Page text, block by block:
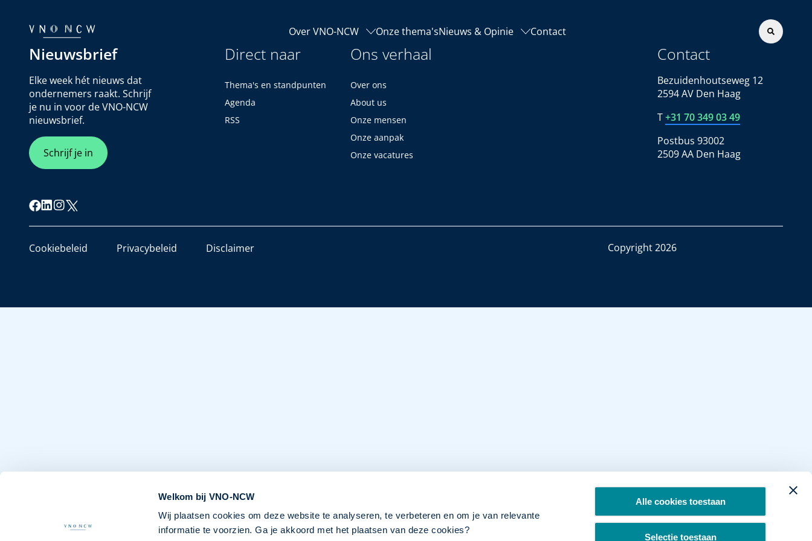
Welkom bij VNO-NCW
Wij plaatsen cookies om deze website te analyseren, te verbeteren en om je van relevante
informatie te voorzien. Ga je akkoord met het plaatsen van deze cookies?
Alle cookies toestaan
Selectie toestaan
Over VNO-NCW Onze thema'sNieuws & Opinie Contact
Nieuwsbrief
Elke week hét nieuws dat
ondernemers raakt. Schrijf
je nu in voor de VNO-NCW
nieuwsbrief.
Schrijf je in
Direct naar
Thema's en standpunten
Agenda
RSS
Ons verhaal
Over ons
About us
Onze mensen
Onze aanpak
Onze vacatures
Contact
Bezuidenhoutseweg 12
2594 AV Den Haag
T+31 70 349 03 49
Postbus 93002
2509 AA Den Haag
Cookiebeleid Privacybeleid Disclaimer Copyright 2026